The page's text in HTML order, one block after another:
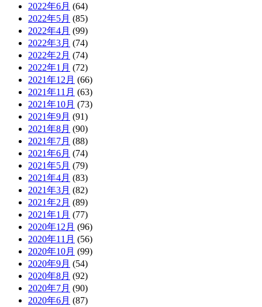
2022年6月 (64)
2022年5月 (85)
2022年4月 (99)
2022年3月 (74)
2022年2月 (74)
2022年1月 (72)
2021年12月 (66)
2021年11月 (63)
2021年10月 (73)
2021年9月 (91)
2021年8月 (90)
2021年7月 (88)
2021年6月 (74)
2021年5月 (79)
2021年4月 (83)
2021年3月 (82)
2021年2月 (89)
2021年1月 (77)
2020年12月 (96)
2020年11月 (56)
2020年10月 (99)
2020年9月 (54)
2020年8月 (92)
2020年7月 (90)
2020年6月 (87)